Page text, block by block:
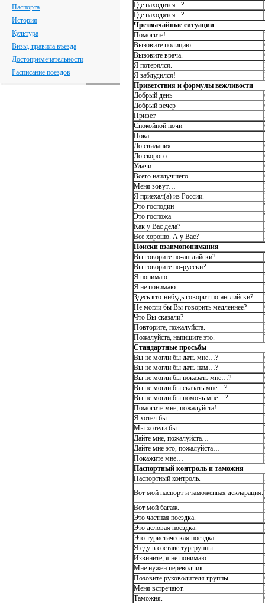
Паспорта
История
Культура
Визы, правила въезда
Достопримечательности
Расписание поездов
Где находится...?
Где находятся...?
Чрезвычайные ситуации
Помогите!
Вызовите полицию.
Вызовите врача.
Я потерялся.
Я заблудился!
Приветствия и формулы вежливости
Добрый день
Добрый вечер
Привет
Спокойной ночи
Пока.
До свидания.
До скорого.
Удачи
Всего наилучшего.
Меня зовут…
Я приехал(а) из России.
Это господин
Это госпожа
Как у Вас дела?
Все хорошо. А у Вас?
Поиски взаимопонимания
Вы говорите по-английски?
Вы говорите по-русски?
Я понимаю.
Я не понимаю.
Здесь кто-нибудь говорит по-английски?
Не могли бы Вы говорить медленнее?
Что Вы сказали?
Повторите, пожалуйста.
Пожалуйста, напишите это.
Стандартные просьбы
Вы не могли бы дать мне…?
Вы не могли бы дать нам…?
Вы не могли бы показать мне…?
Вы не могли бы сказать мне…?
Вы не могли бы помочь мне…?
Помогите мне, пожалуйста!
Я хотел бы…
Мы хотели бы…
Дайте мне, пожалуйста…
Дайте мне это, пожалуйста…
Покажите мне…
Паспортный контроль и таможня
Паспортный контроль.
Вот мой паспорт и таможенная декларация.
Вот мой багаж.
Это частная поездка.
Это деловая поездка.
Это туристическая поездка.
Я еду в составе тургруппы.
Извините, я не понимаю.
Мне нужен переводчик.
Позовите руководителя группы.
Меня встречают.
Таможня.